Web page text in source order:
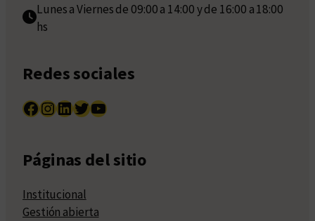
Lunes a Viernes de 09:00 a 14:00 y de 16:00 a 18:00
hs
Redes sociales
Facebook InstagramLinkedIn Twitter YouTube
Páginas del sitio
Institucional
Gestión abierta